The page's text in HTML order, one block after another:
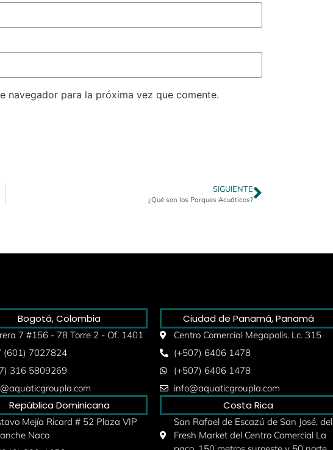
navegador para la próxima vez que comente.
SIGUIENTE
¿Qué son los Parques Acuáticos?
Bogotá, Colombia
7 #156 - 78 Torre 2 - Of. 1401
(601) 7027824
316 5809269
República Dominicana
Mejía Ricard # 52 Plaza VIP
Naco
Ciudad de Panamá, Panamá
Centro Comercial Megapolis. Lc. 315
(+507) 6406 1478
(+507) 6406 1478
info@aquaticgroupla.com
Costa Rica
San Rafael de Escazú de San José, del
Fresh Market del Centro Comercial La